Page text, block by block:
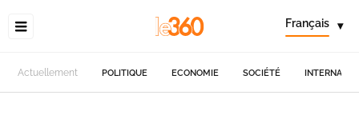
Français ▾
Actuellement POLITIQUE ECONOMIE SOCIÉTÉ